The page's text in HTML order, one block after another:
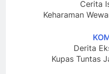
Cerita
Keharaman
Derita
Kupas Tuntas